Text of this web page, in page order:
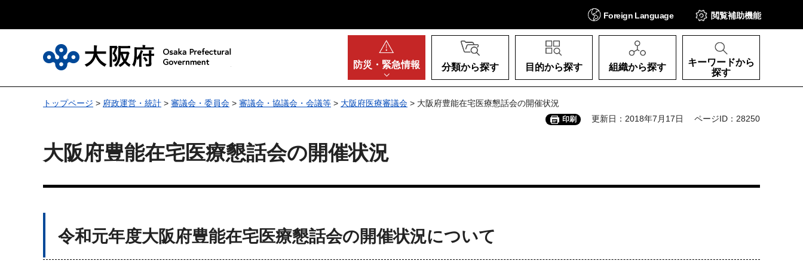
Foreign Language 閲覧補助機能
防災・ 緊急情報 分類から探す 目的から探す 組織から探す
キーワードから
探す
トップページ > 府政運営・統計 > 審議会・委員会 > 審議会・協議会・会議等 > 大阪府医療審議会 > 大阪府豊能在宅医療懇話会の開催状況
印刷 更新日：2018年7月17日 ページID：28250
大阪府豊能在宅医療懇話会の開催状況
令和元年度大阪府豊能在宅医療懇話会の開催状況について